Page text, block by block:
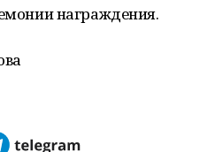
награждения.